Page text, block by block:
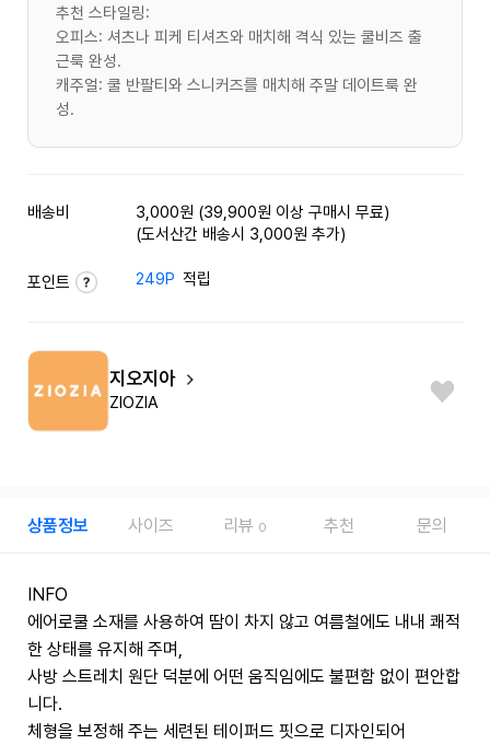
추천 스타일링:
오피스: 셔츠나 피케 티셔츠와 매치해 격식 있는 쿨비즈 출
근룩 완성.
캐주얼: 쿨 반팔티와 스니커즈를 매치해 주말 데이트룩 완
성.
배송비
3,000원 (39,900원 이상 구매시 무료)
(도서산간 배송시 3,000원 추가)
포인트 249P 적립
지오지아
ZIOZIA
상품정보 사이즈 리뷰 0 추천 문의
INFO
에어로쿨 소재를 사용하여 땀이 차지 않고 여름철에도 내내 쾌적
한 상태를 유지해 주며,
사방 스트레치 원단 덕분에 어떤 움직임에도 불편함 없이 편안합
니다.
체형을 보정해 주는 세련된 테이퍼드 핏으로 디자인되어